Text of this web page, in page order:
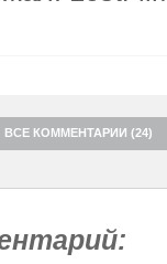
ВСЕ КОММЕНТАРИИ (24)